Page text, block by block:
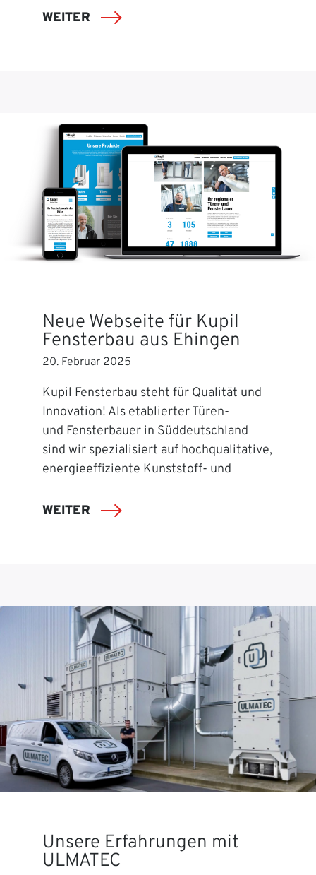
WEITER
Neue Webseite für Kupil
Fensterbau aus Ehingen
20. Februar 2025
Kupil Fensterbau steht für Qualität und
Innovation! Als etablierter Türen-
und Fensterbauer in Süddeutschland
sind wir spezialisiert auf hochqualitative,
energieeffiziente Kunststoff- und
WEITER
Unsere Erfahrungen mit
ULMATEC